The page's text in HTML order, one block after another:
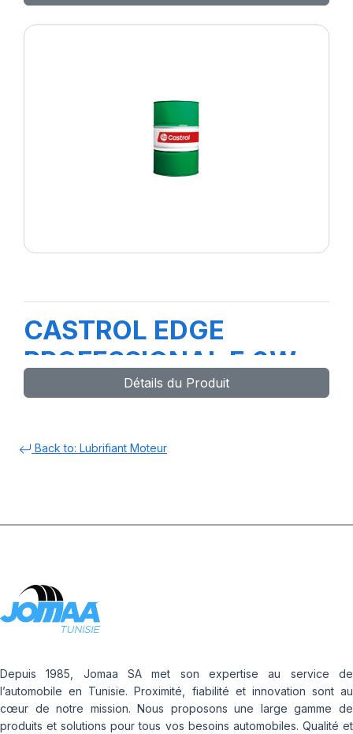
CASTROL EDGE
PROFESSIONAL E 0W-
30 208LDétails du Produit
Back to: Lubrifiant Moteur
Depuis 1985, Jomaa SA met son expertise au service de
l’automobile en Tunisie. Proximité, fiabilité et innovation sont au
cœur de notre mission. Nous proposons une large gamme de
produits et solutions pour tous vos besoins automobiles. Qualité et